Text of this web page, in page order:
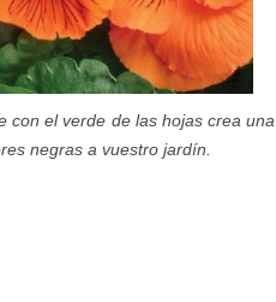
con el verde de las hojas crea una
negras a vuestro jardín.